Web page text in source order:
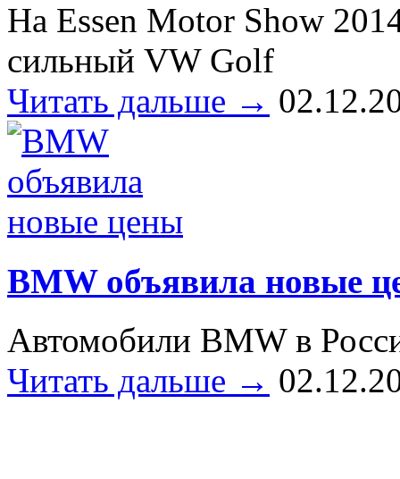
На Essen Motor Show
сильный VW Golf
Читать дальше →
BMW объявила новые
Автомобили BMW в
Читать дальше →